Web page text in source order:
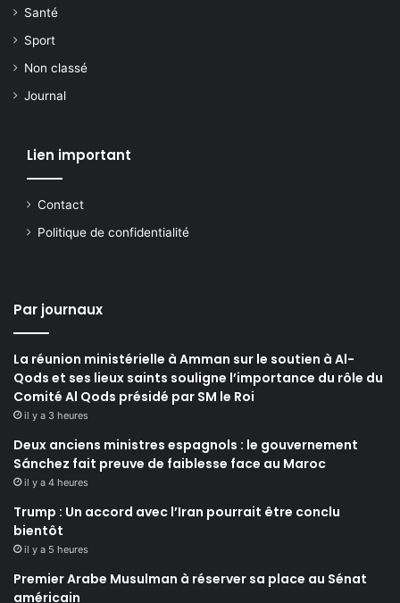
Santé
Sport
Non classé
Journal
Lien important
Contact
Politique de confidentialité
Par journaux
La réunion ministérielle à Amman sur le soutien à Al-
Qods et ses lieux saints souligne l’importance du rôle du
Comité Al Qods présidé par SM le Roi
il y a 3 heures
Deux anciens ministres espagnols : le gouvernement
Sánchez fait preuve de faiblesse face au Maroc
il y a 4 heures
Trump : Un accord avec l’Iran pourrait être conclu
bientôt
il y a 5 heures
Premier Arabe Musulman à réserver sa place au Sénat
américain